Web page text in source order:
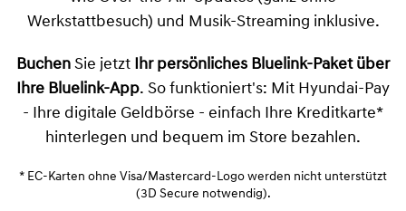
Werkstattbesuch) und Musik-Streaming inklusive.
Buchen Sie jetzt Ihr persönliches Bluelink-Paket über
Ihre Bluelink-App. So funktioniert's: Mit Hyundai-Pay
- Ihre digitale Geldbörse - einfach Ihre Kreditkarte*
hinterlegen und bequem im Store bezahlen.
* EC-Karten ohne Visa/Mastercard-Logo werden nicht unterstützt
(3D Secure notwendig).